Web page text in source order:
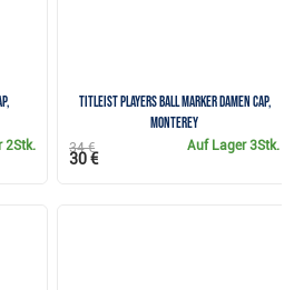
2Stk.
Titleist Players Ball Marker Damen Cap,
monterey
Auf Lager3Stk.
34 €
30 €